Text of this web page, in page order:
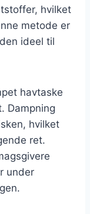
hvilket
metode er
ideel til
havtaske
Dampning
hvilket
ret.
under